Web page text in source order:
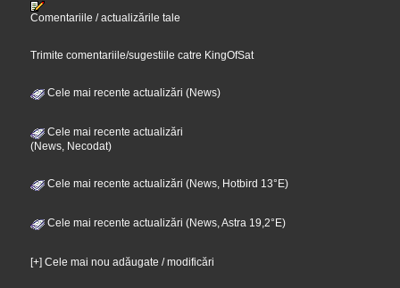
Comentariile / actualizările tale
Trimite comentariile/sugestiile catre KingOfSat
Cele mai recente actualizări (News)
Cele mai recente actualizări
(News, Necodat)
Cele mai recente actualizări (News, Hotbird 13°E)
Cele mai recente actualizări (News, Astra 19,2°E)
[+] Cele mai nou adăugate / modificări